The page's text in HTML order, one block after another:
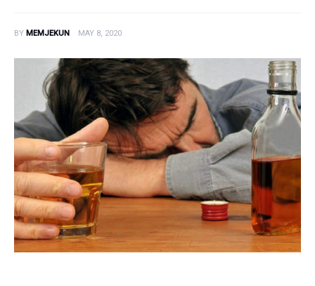
Embriologji
Endokrinologji
Gastroeneterologji
Gjinekologji/ Andrologji
Hematologji
Intervista
Laborator dhe Radiologji
BY MEMJEKUN MAY 8, 2020